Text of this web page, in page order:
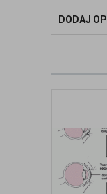
badania
DODAJ